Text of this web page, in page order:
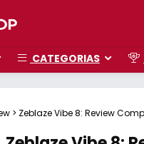
CATEGORIAS
> Zeblaze Vibe 8: Review